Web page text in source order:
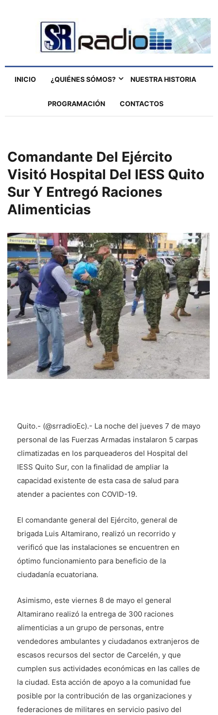
INICIO ¿QUIÉNES SÓMOS? NUESTRA HISTORIA
PROGRAMACIÓN CONTACTOS
Comandante Del Ejército
Visitó Hospital Del IESS Quito
Sur Y Entregó Raciones
Alimenticias
Quito.- (@srradioEc).- La noche del jueves 7 de mayo
personal de las Fuerzas Armadas instalaron 5 carpas
climatizadas en los parqueaderos del Hospital del
IESS Quito Sur, con la finalidad de ampliar la
capacidad existente de esta casa de salud para
atender a pacientes con COVID-19.
El comandante general del Ejército, general de
brigada Luis Altamirano, realizó un recorrido y
verificó que las instalaciones se encuentren en
óptimo funcionamiento para beneficio de la
ciudadanía ecuatoriana.
Asimismo, este viernes 8 de mayo el general
Altamirano realizó la entrega de 300 raciones
alimenticias a un grupo de personas, entre
vendedores ambulantes y ciudadanos extranjeros de
escasos recursos del sector de Carcelén, y que
cumplen sus actividades económicas en las calles de
la ciudad. Esta acción de apoyo a la comunidad fue
posible por la contribución de las organizaciones y
federaciones de militares en servicio pasivo del